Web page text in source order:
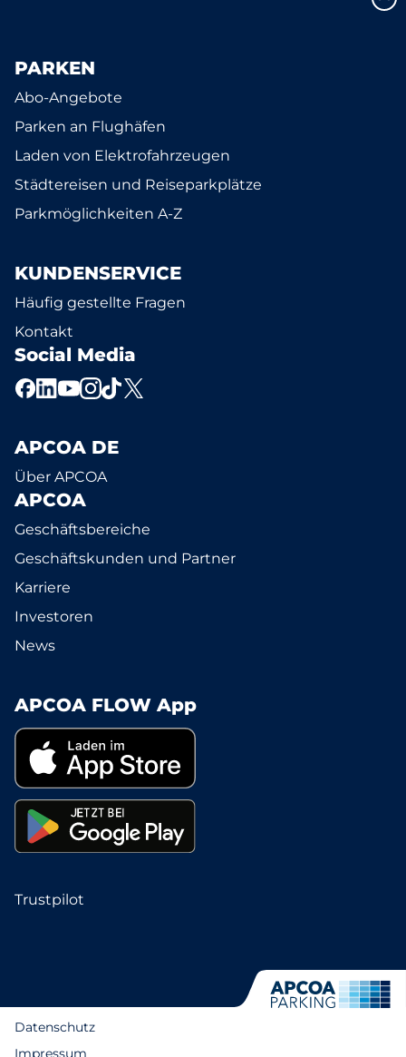
PARKEN
Abo-Angebote
Parken an Flughäfen
Laden von Elektrofahrzeugen
Städtereisen und Reiseparkplätze
Parkmöglichkeiten A-Z
KUNDENSERVICE
Häufig gestellte Fragen
Kontakt
Social Media
APCOA DE
Über APCOA
APCOA
Geschäftsbereiche
Geschäftskunden und Partner
Karriere
Investoren
News
APCOA FLOW App
Trustpilot
Datenschutz
Impressum